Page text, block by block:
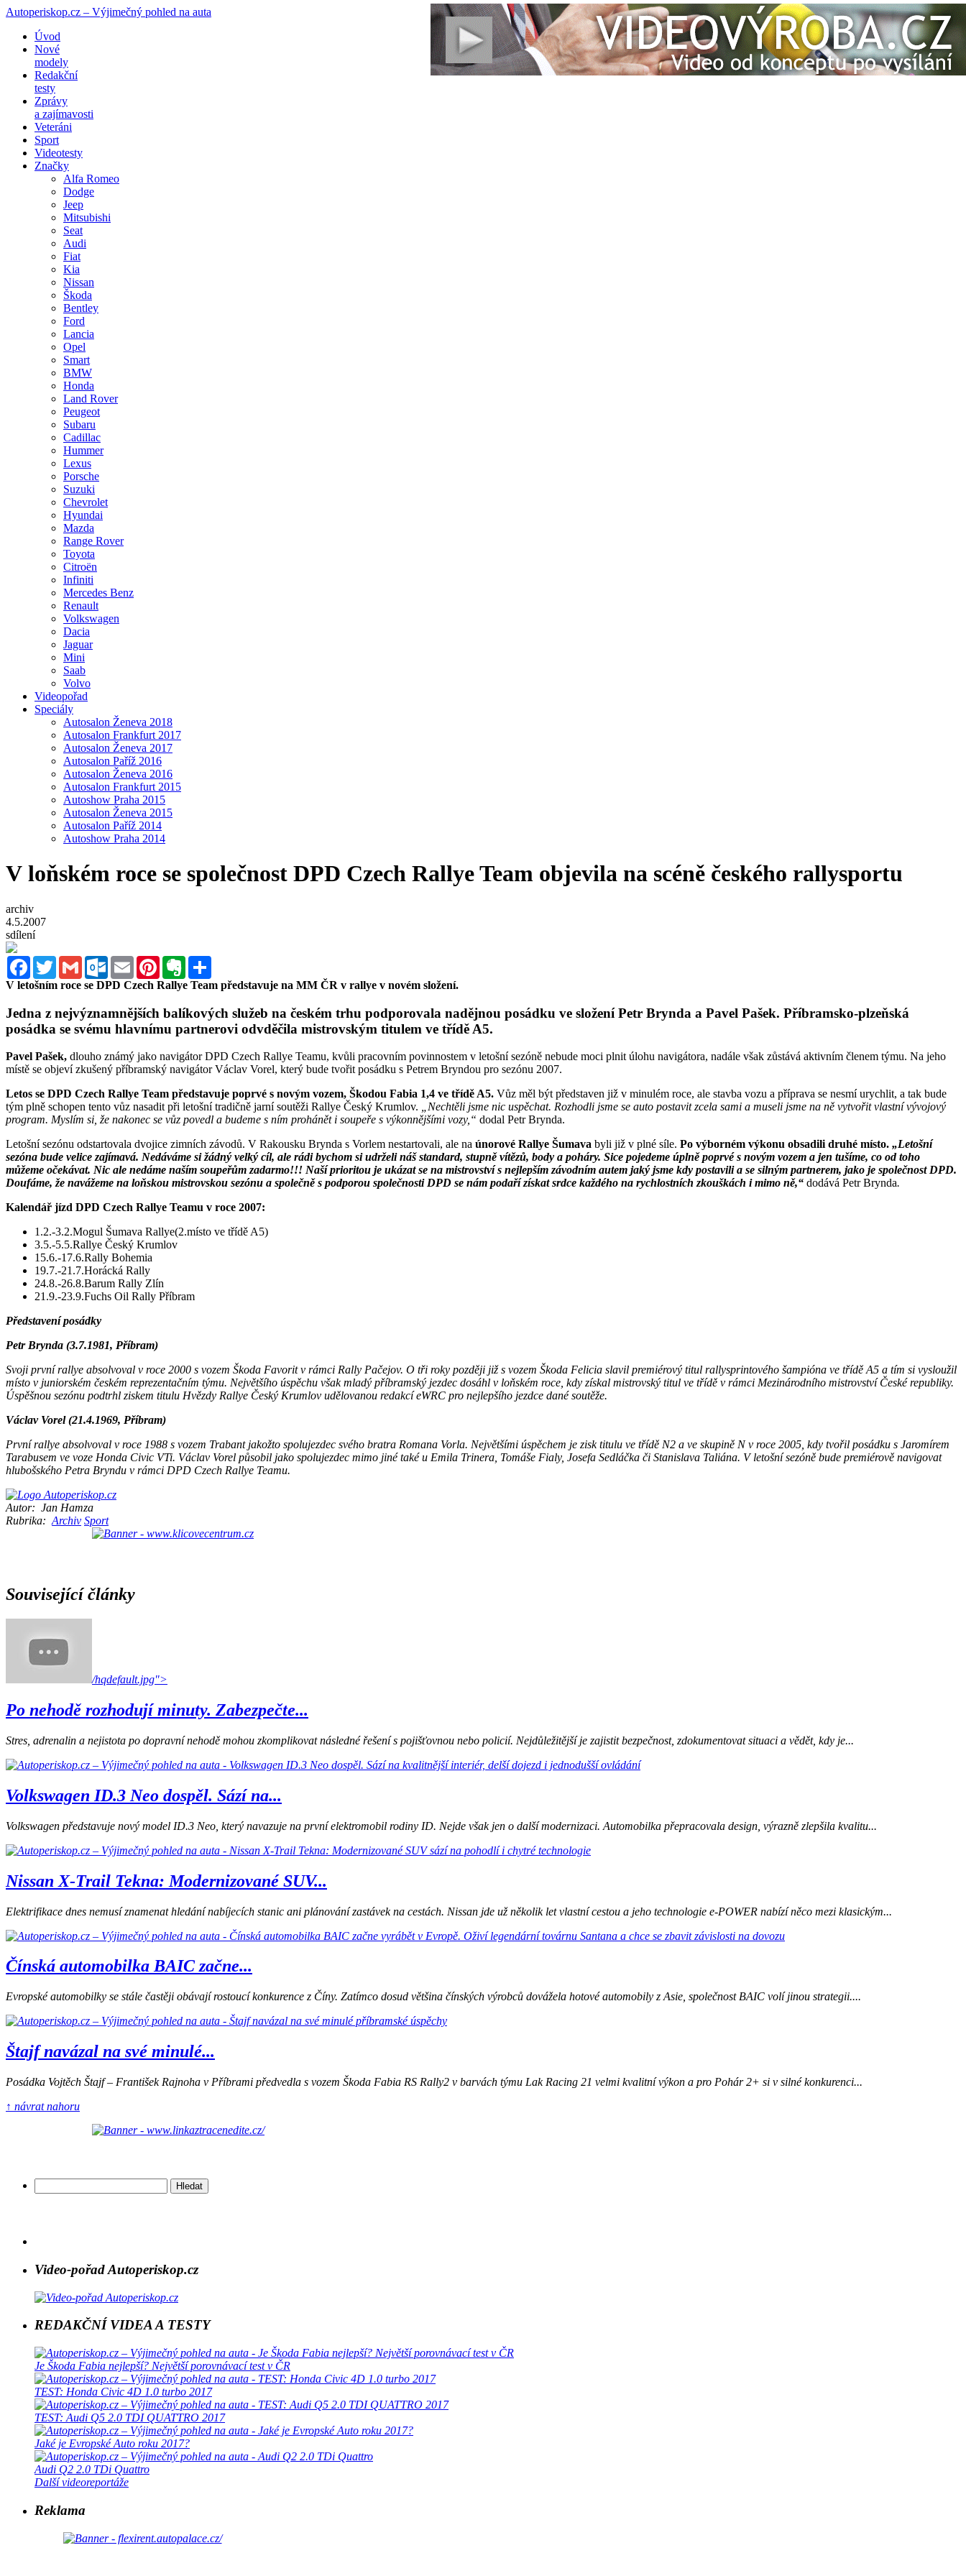
Autoperiskop.cz – Výjimečný pohled na auta
Přejít
obsahu
webu
Úvod
Nové
modely
Redakční
testy
Zprávy
a zajímavosti
Veteráni
Sport
Videotesty
Značky
Alfa Romeo
Dodge
Jeep
Mitsubishi
Seat
Audi
Fiat
Kia
Nissan
Škoda
Bentley
Ford
Lancia
Opel
Smart
BMW
Honda
Land Rover
Peugeot
Subaru
Cadillac
Hummer
Lexus
Porsche
Suzuki
Chevrolet
Hyundai
Mazda
Range Rover
Toyota
Citroën
Infiniti
Mercedes Benz
Renault
Volkswagen
Dacia
Jaguar
Mini
Saab
Volvo
Videopořad
Speciály
Autosalon Ženeva 2018
Autosalon Frankfurt 2017
Autosalon Ženeva 2017
Autosalon Paříž 2016
Autosalon Ženeva 2016
Autosalon Frankfurt 2015
Autoshow Praha 2015
Autosalon Ženeva 2015
Autosalon Paříž 2014
Autoshow Praha 2014
V loňském roce se společnost DPD Czech Rallye Team objevila na scéně českého rallysportu
archiv
4.5.2007
sdílení
FacebookTwitterGmail Outlook.com
Email PinterestEvernote
V letošním roce se DPD Czech Rallye Team představuje na MM ČR v rallye v novém složení.
Jedna z nejvýznamnějších balíkových služeb na českém trhu podporovala nadějnou posádku ve složení Petr Brynda a Pavel Pašek. Příbramsko-plzeňská
posádka se svému hlavnímu partnerovi odvděčila mistrovským titulem ve třídě A5.
Pavel Pašek, dlouho známý jako navigátor DPD Czech Rallye Teamu, kvůli pracovním povinnostem v letošní sezóně nebude moci plnit úlohu navigátora, nadále však zůstává aktivním členem týmu. Na jeho
místě se objeví zkušený příbramský navigátor Václav Vorel, který bude tvořit posádku s Petrem Bryndou pro sezónu 2007.
Letos se DPD Czech Rallye Team představuje poprvé s novým vozem, Škodou Fabia 1,4 ve třídě A5. Vůz měl být představen již v minulém roce, ale stavba vozu a příprava se nesmí urychlit, a tak bude
tým plně schopen tento vůz nasadit při letošní tradičně jarní soutěži Rallye Český Krumlov.
„Nechtěli jsme nic uspěchat. Rozhodli jsme se auto postavit zcela sami a museli jsme na ně vytvořit vlastní vývojový
program. Myslím si, že nakonec se vůz povedl a budeme s ním prohánět i soupeře s výkonnějšími vozy,“ dodal Petr Brynda.
Letošní sezónu odstartovala dvojice zimních závodů. V Rakousku Brynda s Vorlem nestartovali, ale na únorové Rallye Šumava byli již v plné síle. Po výborném výkonu obsadili druhé místo. „Letošní
sezóna bude velice zajímavá. Nedáváme si žádný velký cíl, ale rádi bychom si udrželi náš standard, stupně vítězů, body a poháry. Sice pojedeme úplně poprvé s novým vozem a jen tušíme, co od toho
můžeme očekávat. Nic ale nedáme naším soupeřům zadarmo!!! Naší prioritou je ukázat se na mistrovství s nejlepším závodním autem jaký jsme kdy postavili a se silným partnerem, jako je společnost DPD.
Doufáme, že navážeme na loňskou mistrovskou sezónu a společně s podporou společnosti DPD se nám podaří získat srdce každého na rychlostních zkouškách i mimo ně,“ dodává Petr Brynda.
Kalendář jízd DPD Czech Rallye Teamu v roce 2007:
1.2.-3.2.Mogul Šumava Rallye(2.místo ve třídě A5)
3.5.-5.5.Rallye Český Krumlov
15.6.-17.6.Rally Bohemia
19.7.-21.7.Horácká Rally
24.8.-26.8.Barum Rally Zlín
21.9.-23.9.Fuchs Oil Rally Příbram
Představení posádky
Petr Brynda (3.7.1981, Příbram)
Svoji první rallye absolvoval v roce 2000 s vozem Škoda Favorit v rámci Rally Pačejov. O tři roky později již s vozem Škoda Felicia slavil premiérový titul rallysprintového šampióna ve třídě A5 a tím si vysloužil
místo v juniorském českém reprezentačním týmu. Největšího úspěchu však mladý příbramský jezdec dosáhl v loňském roce, kdy získal mistrovský titul ve třídě v rámci Mezinárodního mistrovství České republiky.
Úspěšnou sezónu podtrhl ziskem titulu Hvězdy Rallye Český Krumlov udělovanou redakcí eWRC pro nejlepšího jezdce dané soutěže.
Václav Vorel (21.4.1969, Příbram)
První rallye absolvoval v roce 1988 s vozem Trabant jakožto spolujezdec svého bratra Romana Vorla. Největšími úspěchem je zisk titulu ve třídě N2 a ve skupině N v roce 2005, kdy tvořil posádku s Jaromírem
Tarabusem ve voze Honda Civic VTi. Václav Vorel působil jako spolujezdec mimo jiné také u Emila Trinera, Tomáše Fialy, Josefa Sedláčka či Stanislava Taliána. V letošní sezóně bude premiérově navigovat
hlubošského Petra Bryndu v rámci DPD Czech Rallye Teamu.
Autor: Jan Hamza
Rubrika: Archiv Sport
Související články
/hqdefault.jpg">
Po nehodě rozhodují minuty. Zabezpečte...
Stres, adrenalin a nejistota po dopravní nehodě mohou zkomplikovat následné řešení s pojišťovnou nebo policií. Nejdůležitější je zajistit bezpečnost, zdokumentovat situaci a vědět, kdy je...
Volkswagen ID.3 Neo dospěl. Sází na...
Volkswagen představuje nový model ID.3 Neo, který navazuje na první elektromobil rodiny ID. Nejde však jen o další modernizaci. Automobilka přepracovala design, výrazně zlepšila kvalitu...
Nissan X-Trail Tekna: Modernizované SUV...
Elektrifikace dnes nemusí znamenat hledání nabíjecích stanic ani plánování zastávek na cestách. Nissan jde už několik let vlastní cestou a jeho technologie e-POWER nabízí něco mezi klasickým...
Čínská automobilka BAIC začne...
Evropské automobilky se stále častěji obávají rostoucí konkurence z Číny. Zatímco dosud většina čínských výrobců dovážela hotové automobily z Asie, společnost BAIC volí jinou strategii....
Štajf navázal na své minulé...
Posádka Vojtěch Štajf – František Rajnoha v Příbrami předvedla s vozem Škoda Fabia RS Rally2 v barvách týmu Lak Racing 21 velmi kvalitní výkon a pro Pohár 2+ si v silné konkurenci...
↑ návrat nahoru
Video-pořad Autoperiskop.cz
REDAKČNÍ VIDEA A TESTY
Je Škoda Fabia nejlepší? Největší porovnávací test v ČR
TEST: Honda Civic 4D 1.0 turbo 2017
TEST: Audi Q5 2.0 TDI QUATTRO 2017
Jaké je Evropské Auto roku 2017?
Audi Q2 2.0 TDi Quattro
Další videoreportáže
Reklama